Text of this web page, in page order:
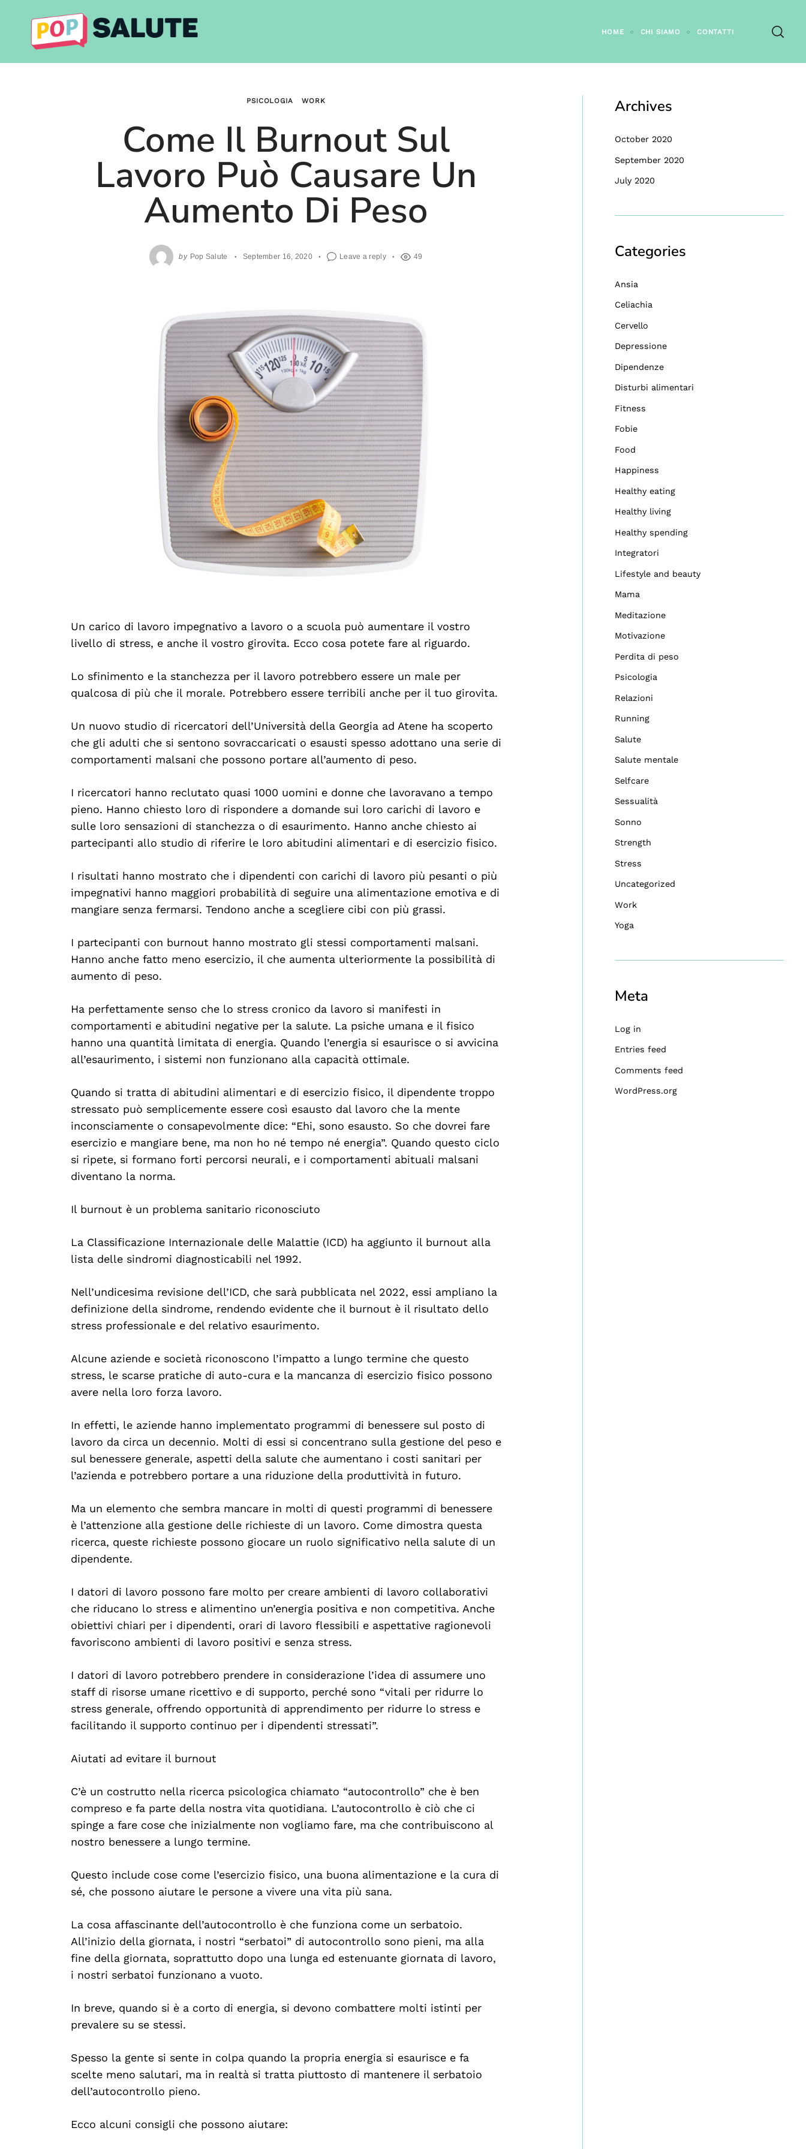
content
HOME CHI SIAMO CONTATTI
PSICOLOGIA WORK
Come Il Burnout Sul
Lavoro Può Causare Un
Aumento Di Peso
by Pop Salute September 16, 2020 Leave a reply 49
Un carico di lavoro impegnativo a lavoro o a scuola può aumentare il vostro
livello di stress, e anche il vostro girovita. Ecco cosa potete fare al riguardo.
Lo sfinimento e la stanchezza per il lavoro potrebbero essere un male per
qualcosa di più che il morale. Potrebbero essere terribili anche per il tuo girovita.
Un nuovo studio di ricercatori dell’Università della Georgia ad Atene ha scoperto
che gli adulti che si sentono sovraccaricati o esausti spesso adottano una serie di
comportamenti malsani che possono portare all’aumento di peso.
I ricercatori hanno reclutato quasi 1000 uomini e donne che lavoravano a tempo
pieno. Hanno chiesto loro di rispondere a domande sui loro carichi di lavoro e
sulle loro sensazioni di stanchezza o di esaurimento. Hanno anche chiesto ai
partecipanti allo studio di riferire le loro abitudini alimentari e di esercizio fisico.
I risultati hanno mostrato che i dipendenti con carichi di lavoro più pesanti o più
impegnativi hanno maggiori probabilità di seguire una alimentazione emotiva e di
mangiare senza fermarsi. Tendono anche a scegliere cibi con più grassi.
I partecipanti con burnout hanno mostrato gli stessi comportamenti malsani.
Hanno anche fatto meno esercizio, il che aumenta ulteriormente la possibilità di
aumento di peso.
Ha perfettamente senso che lo stress cronico da lavoro si manifesti in
comportamenti e abitudini negative per la salute. La psiche umana e il fisico
hanno una quantità limitata di energia. Quando l’energia si esaurisce o si avvicina
all’esaurimento, i sistemi non funzionano alla capacità ottimale.
Quando si tratta di abitudini alimentari e di esercizio fisico, il dipendente troppo
stressato può semplicemente essere così esausto dal lavoro che la mente
inconsciamente o consapevolmente dice: “Ehi, sono esausto. So che dovrei fare
esercizio e mangiare bene, ma non ho né tempo né energia”. Quando questo ciclo
si ripete, si formano forti percorsi neurali, e i comportamenti abituali malsani
diventano la norma.
Il burnout è un problema sanitario riconosciuto
La Classificazione Internazionale delle Malattie (ICD) ha aggiunto il burnout alla
lista delle sindromi diagnosticabili nel 1992.
Nell’undicesima revisione dell’ICD, che sarà pubblicata nel 2022, essi ampliano la
definizione della sindrome, rendendo evidente che il burnout è il risultato dello
stress professionale e del relativo esaurimento.
Alcune aziende e società riconoscono l’impatto a lungo termine che questo
stress, le scarse pratiche di auto-cura e la mancanza di esercizio fisico possono
avere nella loro forza lavoro.
In effetti, le aziende hanno implementato programmi di benessere sul posto di
lavoro da circa un decennio. Molti di essi si concentrano sulla gestione del peso e
sul benessere generale, aspetti della salute che aumentano i costi sanitari per
l’azienda e potrebbero portare a una riduzione della produttività in futuro.
Ma un elemento che sembra mancare in molti di questi programmi di benessere
è l’attenzione alla gestione delle richieste di un lavoro. Come dimostra questa
ricerca, queste richieste possono giocare un ruolo significativo nella salute di un
dipendente.
I datori di lavoro possono fare molto per creare ambienti di lavoro collaborativi
che riducano lo stress e alimentino un’energia positiva e non competitiva. Anche
obiettivi chiari per i dipendenti, orari di lavoro flessibili e aspettative ragionevoli
favoriscono ambienti di lavoro positivi e senza stress.
I datori di lavoro potrebbero prendere in considerazione l’idea di assumere uno
staff di risorse umane ricettivo e di supporto, perché sono “vitali per ridurre lo
stress generale, offrendo opportunità di apprendimento per ridurre lo stress e
facilitando il supporto continuo per i dipendenti stressati”.
Aiutati ad evitare il burnout
C’è un costrutto nella ricerca psicologica chiamato “autocontrollo” che è ben
compreso e fa parte della nostra vita quotidiana. L’autocontrollo è ciò che ci
spinge a fare cose che inizialmente non vogliamo fare, ma che contribuiscono al
nostro benessere a lungo termine.
Questo include cose come l’esercizio fisico, una buona alimentazione e la cura di
sé, che possono aiutare le persone a vivere una vita più sana.
La cosa affascinante dell’autocontrollo è che funziona come un serbatoio.
All’inizio della giornata, i nostri “serbatoi” di autocontrollo sono pieni, ma alla
fine della giornata, soprattutto dopo una lunga ed estenuante giornata di lavoro,
i nostri serbatoi funzionano a vuoto.
In breve, quando si è a corto di energia, si devono combattere molti istinti per
prevalere su se stessi.
Spesso la gente si sente in colpa quando la propria energia si esaurisce e fa
scelte meno salutari, ma in realtà si tratta piuttosto di mantenere il serbatoio
dell’autocontrollo pieno.
Ecco alcuni consigli che possono aiutare:
Archives
October 2020
September 2020
July 2020
Categories
Ansia
Celiachia
Cervello
Depressione
Dipendenze
Disturbi alimentari
Fitness
Fobie
Food
Happiness
Healthy eating
Healthy living
Healthy spending
Integratori
Lifestyle and beauty
Mama
Meditazione
Motivazione
Perdita di peso
Psicologia
Relazioni
Running
Salute
Salute mentale
Selfcare
Sessualità
Sonno
Strength
Stress
Uncategorized
Work
Yoga
Meta
Log in
Entries feed
Comments feed
WordPress.org
Search
For: